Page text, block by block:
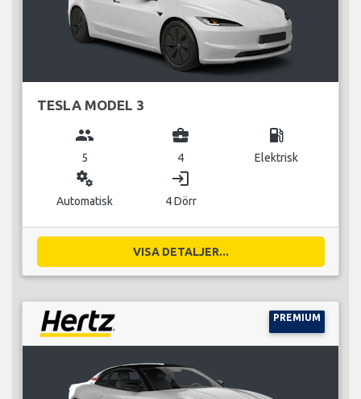
TESLA MODEL 3
group
5
business_center
4
local_gas_station
Elektrisk
miscellaneous_services
Automatisk
login
4 Dörr
VISA DETALJER...
PREMIUM